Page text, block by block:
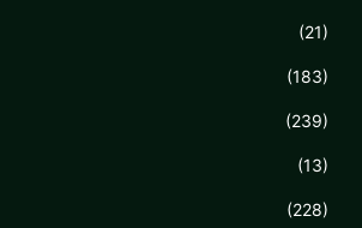
(21)
(183)
(239)
(13)
(228)